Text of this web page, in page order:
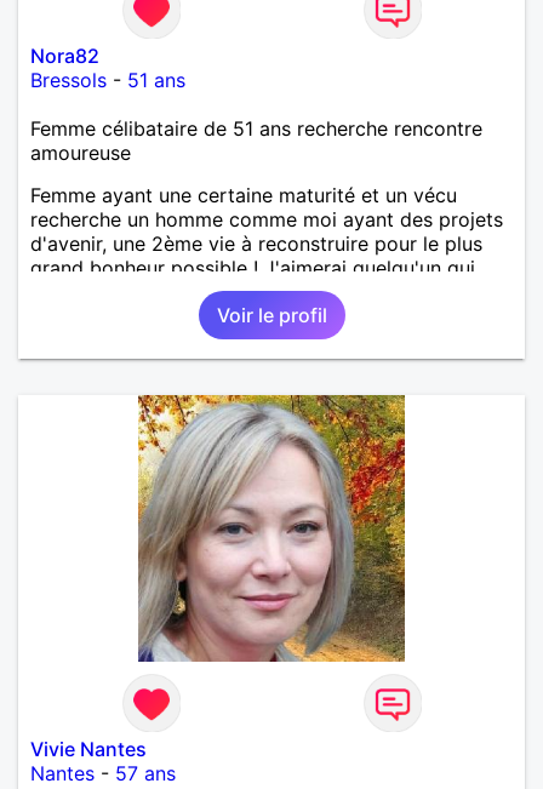
Nora82
Bressols - 51 ans
Femme célibataire de 51 ans recherche rencontre
amoureuse
Femme ayant une certaine maturité et un vécu
recherche un homme comme moi ayant des projets
d'avenir, une 2ème vie à reconstruire pour le plus
grand bonheur possible ! J'aimerai quelqu'un qui
soit plutôt avenant mais pas égocentrique. Je
répondrais à tous messages dans la mesure du
Voir le profil
Vivie Nantes
Nantes - 57 ans